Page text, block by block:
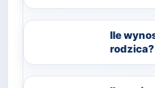
Ile
rodzica?